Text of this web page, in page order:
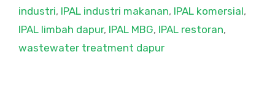
industri, IPAL industri makanan, IPAL komersial,
IPAL limbah dapur, IPAL MBG, IPAL restoran,
wastewater treatment dapur